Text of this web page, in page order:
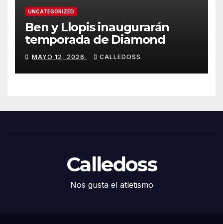
UNCATEGORIZED
Ben y Llopis inaugurarán
temporada de Diamond
MAYO 12, 2026 CALLEDOSS
Calledoss
Nos gusta el atletismo